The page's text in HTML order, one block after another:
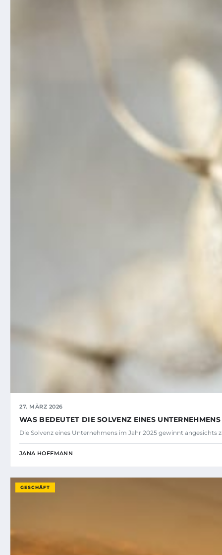
27. MÄRZ 2026
WAS BEDEUTET DIE SOLVENZ EINES
Die Solvenz eines Unternehmens im Jahr 2025 gewinnt angesichts
JANA HOFFMANN
GESCHÄFT